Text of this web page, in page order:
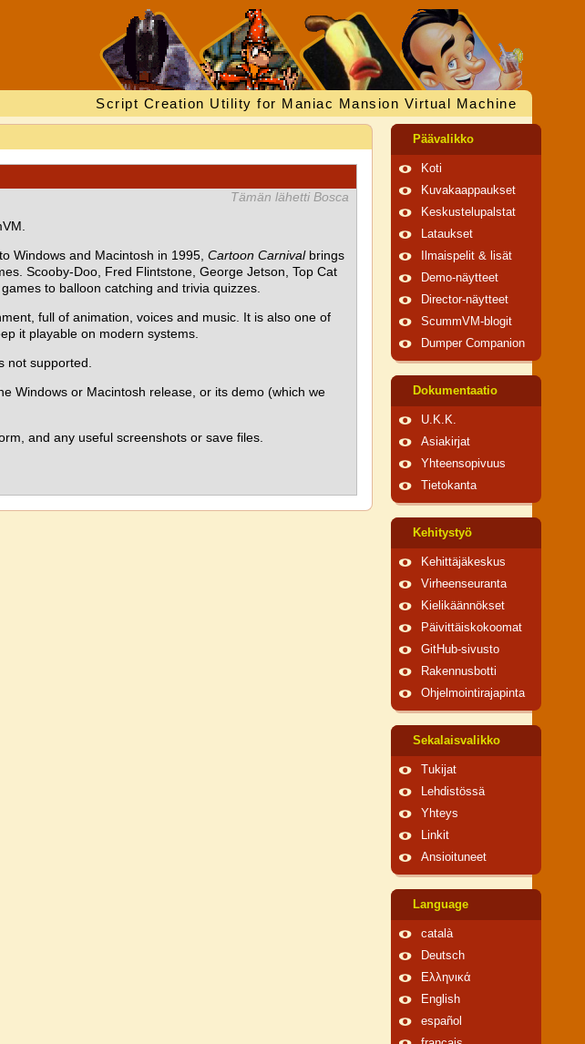
Script Creation Utility for Maniac Mansion Virtual Machine
Tämän lähetti Bosca
Windows and Macintosh in 1995, Cartoon Carnivalbrings
Scooby-Doo, Fred Flintstone, George Jetson, Top Cat
to balloon catching and trivia quizzes.
full of animation, voices and music. It is also one of
it playable on modern systems.
not supported.
Windows or Macintosh release, or its demo (which we
and any useful screenshots or save files.
Päävalikko
Koti
Kuvakaappaukset
Keskustelupalstat
Lataukset
Ilmaispelit & lisät
Demo-näytteet
Director-näytteet
ScummVM-blogit
Dumper Companion
Dokumentaatio
U.K.K.
Asiakirjat
Yhteensopivuus
Tietokanta
Kehitystyö
Kehittäjäkeskus
Virheenseuranta
Kielikäännökset
Päivittäiskokoomat
GitHub-sivusto
Rakennusbotti
Ohjelmointirajapinta
Sekalaisvalikko
Tukijat
Lehdistössä
Yhteys
Linkit
Ansioituneet
Language
català
Deutsch
Ελληνικά
English
español